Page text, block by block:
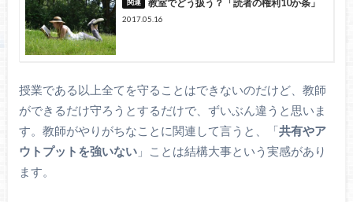
教室でどう扱う？「読者の権利10か条」
2017.05.16
授業である以上全てを守ることはできないのだけど、教師
ができるだけ守ろうとするだけで、ずいぶん違うと思いま
す。教師がやりがちなことに関連して言うと、「共有やア
ウトプットを強いない」ことは結構大事という実感があり
ます。